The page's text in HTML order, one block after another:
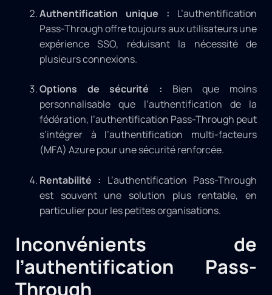
Authentification unique : L’authentification
Pass-Through offre toujours aux utilisateurs une
expérience SSO, réduisant la nécessité de
plusieurs connexions.
Options de sécurité : Bien que moins
personnalisable que l’authentification de la
fédération, l’authentification Pass-Through peut
s’intégrer à l’authentification multi-facteurs
(MFA) Azure pour une sécurité renforcée.
Rentabilité : L’authentification Pass-Through
est souvent une solution plus rentable, en
particulier pour les petites organisations.
Inconvénients de
l’authentification Pass-
Through